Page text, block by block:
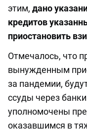
этим, дано
кредитов
приостановить
Отмечалось, что
вынужденным
за пандемии,
ссуды через
уполномочены
оказавшимся в